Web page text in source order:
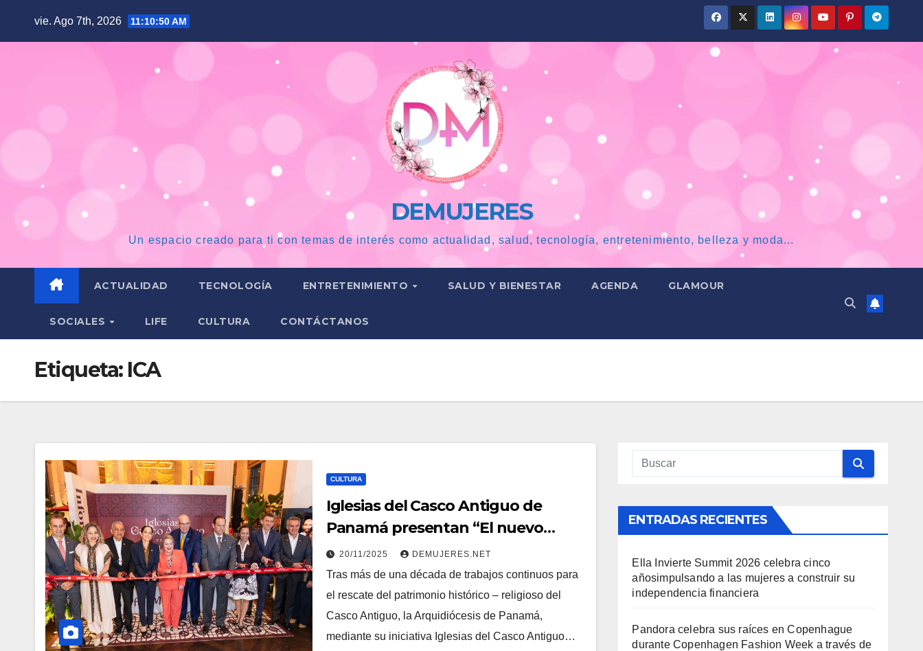
vie. Ago 7th, 2026 11:10:51 AM
DEMUJERES
Un espacio creado para ti con temas de interés como actualidad, salud, tecnología, entretenimiento, belleza y moda...
ACTUALIDAD TECNOLOGÍA ENTRETENIMIENTO SALUD Y BIENESTAR AGENDA GLAMOUR
SOCIALES LIFE CULTURA CONTÁCTANOS
Etiqueta: ICA
CULTURA
Iglesias del Casco Antiguo de
Panamá presentan “El nuevo
capítulo de la historia viva”
20/11/2025 DEMUJERES.NET
Tras más de una década de trabajos continuos para
el rescate del patrimonio histórico – religioso del
Casco Antiguo, la Arquidiócesis de Panamá,
mediante su iniciativa Iglesias del Casco Antiguo…
ENTRADAS RECIENTES
Ella Invierte Summit 2026 celebra cinco
añosimpulsando a las mujeres a construir su
independencia financiera
Pandora celebra sus raíces en Copenhague
durante Copenhagen Fashion Week a través de